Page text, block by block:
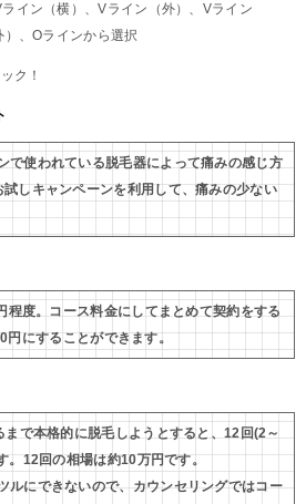
イン（横）、Vライン（外）、Vライン
）、Oラインから選択
ク！
で使われている脱毛器によって痛みの感じ方
しキャンペーンを利用して、痛みの少ない
程度。コース料金にしてまとめて契約をする
にすることができます。
で本格的に脱毛しようとすると、12回(2～
。12回の相場は約10万円です。
ルにできないので、カウンセリングではコー